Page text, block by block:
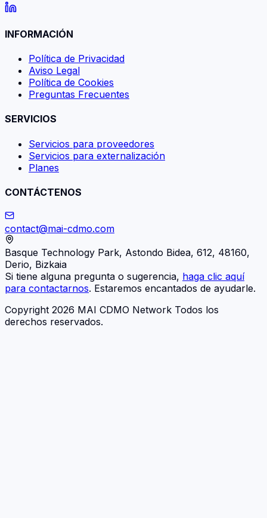
INFORMACIÓN
Política de Privacidad
Aviso Legal
Política de Cookies
Preguntas Frecuentes
SERVICIOS
Servicios para proveedores
Servicios para externalización
Planes
CONTÁCTENOS
contact@mai-cdmo.com
Basque Technology Park, Astondo Bidea, 612, 48160,
Derio, Bizkaia
Si tiene alguna pregunta o sugerencia, haga clic aquí
para contactarnos. Estaremos encantados de ayudarle.
Copyright 2026 MAI CDMO Network Todos los
derechos reservados.